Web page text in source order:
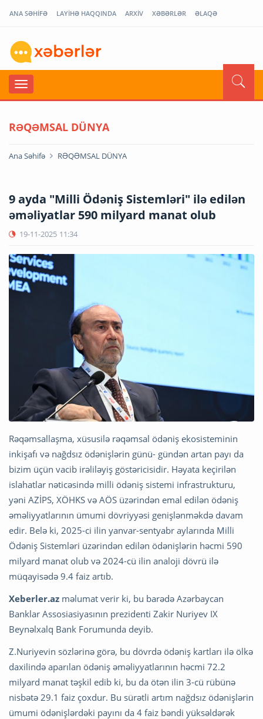
ANA SƏHİFƏ LAYİHƏ HAQQINDA ARXİV XƏBƏRLƏR ƏLAQƏ
RƏQƏMSAL DÜNYA
Ana Səhifə RƏQƏMSAL DÜNYA
9 ayda "Milli Ödəniş Sistemləri" ilə edilən
əməliyatlar 590 milyard manat olub
19-11-2025 11:34
Rəqəmsallaşma, xüsusilə rəqəmsal ödəniş ekosisteminin
inkişafı və nağdsız ödənişlərin günü- gündən artan payı da
bizim üçün vacib irəliləyiş göstəricisidir. Həyata keçirilən
islahatlar nəticəsində milli ödəniş sistemi infrastrukturu,
yəni AZİPS, XÖHKS və AÖS üzərindən emal edilən ödəniş
əməliyyatlarının ümumi dövriyyəsi genişlənməkdə davam
edir. Belə ki, 2025-ci ilin yanvar-sentyabr aylarında Milli
Ödəniş Sistemləri üzərindən edilən ödənişlərin həcmi 590
milyard manat olub və 2024-cü ilin analoji dövrü ilə
müqayisədə 9.4 faiz artıb.
Xeberler.az məlumat verir ki, bu barədə Azərbaycan
Banklar Assosiasiyasının prezidenti Zakir Nuriyev IX
Beynəlxalq Bank Forumunda deyib.
Z.Nuriyevin sözlərinə görə, bu dövrdə ödəniş kartları ilə ölkə
daxilində aparılan ödəniş əməliyyatlarının həcmi 72.2
milyard manat təşkil edib ki, bu da ötən ilin 3-cü rübünə
nisbətə 29.1 faiz çoxdur. Bu sürətli artım nağdsız ödənişlərin
ümumi ödənişlərdəki payını da 4 faiz bəndi yüksəldərək